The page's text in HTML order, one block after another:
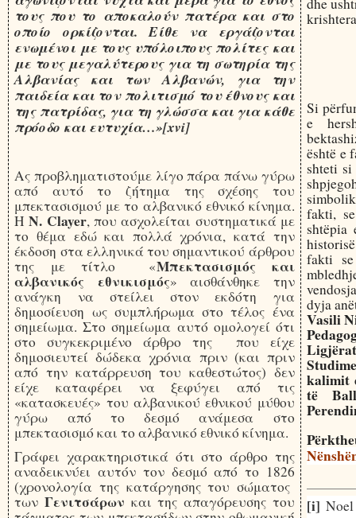
τους που το αποκαλούν πατέρα και στο
οποίο ορκίζονται. Είθε να εργάζονται
ενωμένοι με τους υπόλοιπους πολίτες και
με τους μεγαλύτερους για τη σωτηρία της
Αλβανίας και των Αλβανών, για την
παιδεία και τον πολιτισμό του έθνους και
της πατρίδας, για τη γλώσσα και για κάθε
πρόοδο και ευτυχία…»[xvi]
Ας προβληματιστούμε λίγο πάρα πάνω γύρω
από αυτό το ζήτημα της σχέσης του
μπεκτασισμού με το αλβανικό εθνικό κίνημα.
ΗN. Clayer, που ασχολείται συστηματικά με
το θέμα εδώ και πολλά χρόνια, κατά την
έκδοση στα ελληνικά του σημαντικού άρθρου
της με τίτλο «Μπεκτασισμός και
αλβανικός εθνικισμός» αισθάνθηκε την
ανάγκη να στείλει στον εκδότη για
δημοσίευση ως συμπλήρωμα στο τέλος ένα
σημείωμα. Στο σημείωμα αυτό ομολογεί ότι
στο συγκεκριμένο άρθρο της που είχε
δημοσιευτεί δώδεκα χρόνια πριν (και πριν
από την κατάρρευση του καθεστώτος) δεν
είχε καταφέρει να ξεφύγει από τις
«κατασκευές» του αλβανικού εθνικού μύθου
γύρω από το δεσμό ανάμεσα στο
μπεκτασισμό και το αλβανικό εθνικό κίνημα.
Γράφει χαρακτηριστικά ότι στο άρθρο της
αναδεικνύει αυτόν τον δεσμό από το 1826
(χρονολογία της κατάργησης του σώματος
των Γενιτσάρων και της απαγόρευσης του
Si
e
është e
shteti
fakti,
shtëpia
fakti
dyja
Vasili
kalimit
të
N
[i]